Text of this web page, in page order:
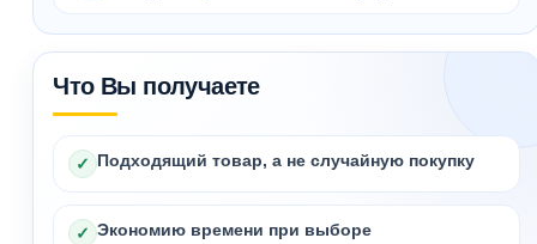
Что Вы получаете
✓ Подходящий товар, а не случайную покупку
✓ Экономию времени при выборе